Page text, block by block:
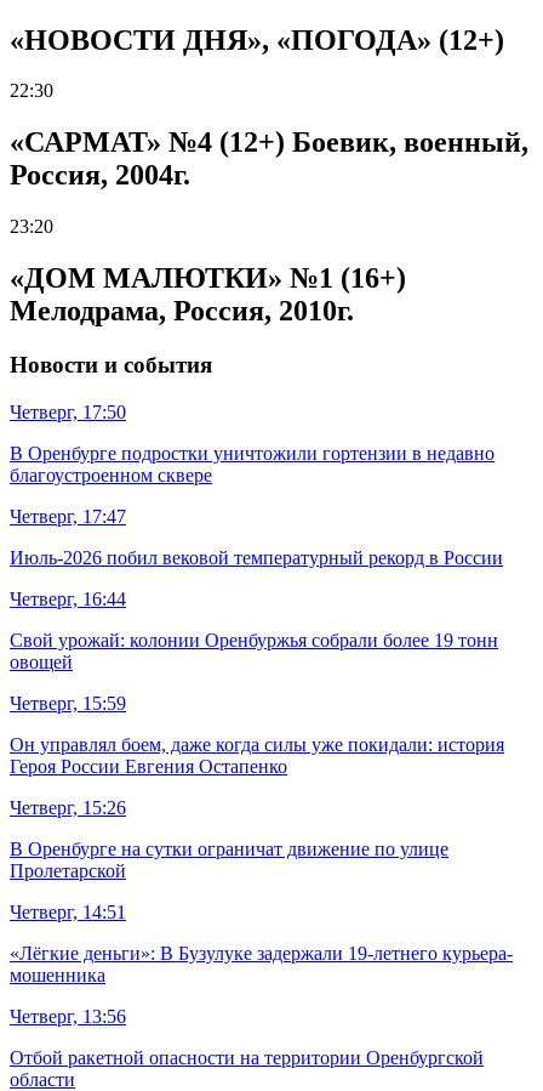
«НОВОСТИ ДНЯ», «ПОГОДА» (12+)
22:30
«САРМАТ» №4 (12+) Боевик, военный,
Россия, 2004г.
23:20
«ДОМ МАЛЮТКИ» №1 (16+)
Мелодрама, Россия, 2010г.
Новости и события
Четверг, 17:50
В Оренбурге подростки уничтожили гортензии в недавно
благоустроенном сквере
Четверг, 17:47
Июль-2026 побил вековой температурный рекорд в России
Четверг, 16:44
Свой урожай: колонии Оренбуржья собрали более 19 тонн
овощей
Четверг, 15:59
Он управлял боем, даже когда силы уже покидали: история
Героя России Евгения Остапенко
Четверг, 15:26
В Оренбурге на сутки ограничат движение по улице
Пролетарской
Четверг, 14:51
«Лёгкие деньги»: В Бузулуке задержали 19-летнего курьера-
мошенника
Четверг, 13:56
Отбой ракетной опасности на территории Оренбургской
области